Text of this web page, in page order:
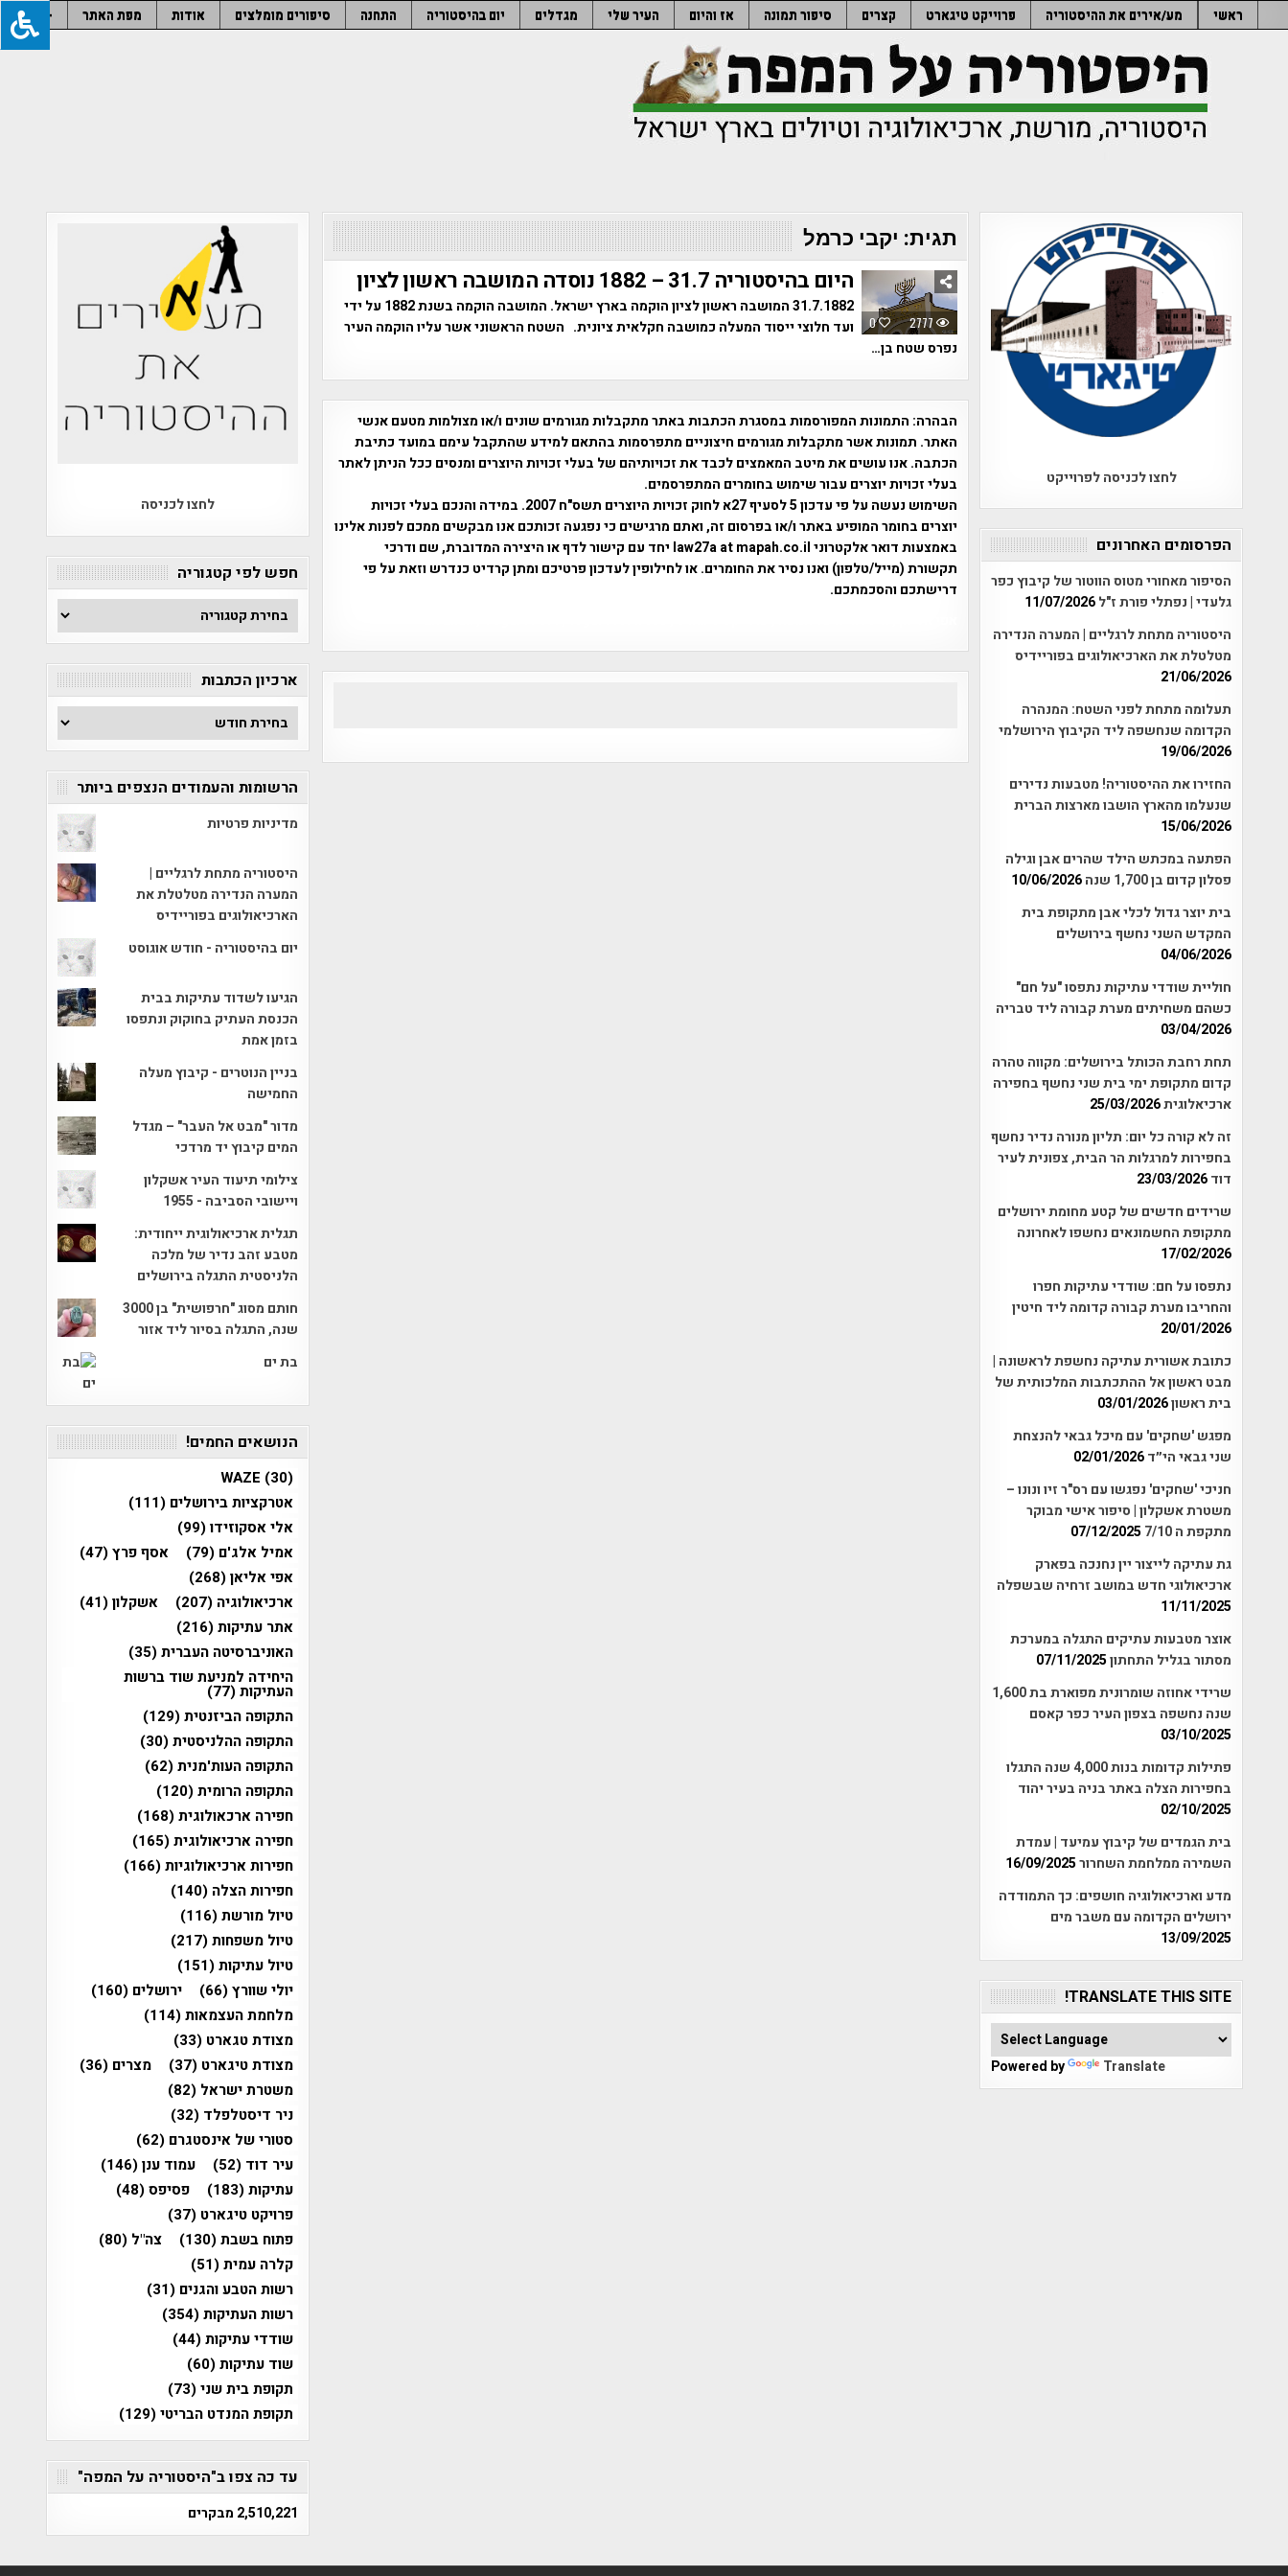
to
ראשי מע/אירים את ההיסטוריה פרוייקט טיגארט קצרים סיפור תמונה אז והיום העיר שלי מגדלים יום בהיסטוריה התחנה סיפורים מומלצים אודות מפת האתר –
תגית: יקבי כרמל
0 2777
היום בהיסטוריה 31.7 – 1882 נוסדה המושבה ראשון לציון
31.7.1882 המושבה ראשון לציון הוקמה בארץ ישראל. המושבה הוקמה בשנת 1882 על ידי
ועד חלוצי ייסוד המעלה כמושבה חקלאית ציונית. השטח הראשוני אשר עליו הוקמה העיר
נפרס שטח בן…
הבהרה: התמונות המפורסמות במסגרת הכתבות באתר מתקבלות מגורמים שונים ו/או מצולמות מטעם אנשי
האתר. תמונות אשר מתקבלות מגורמים חיצוניים מתפרסמות בהתאם למידע שהתקבל עימם במועד כתיבת
הכתבה. אנו עושים את מיטב המאמצים לכבד את זכויותיהם של בעלי זכויות היוצרים ומנסים ככל הניתן לאתר
בעלי זכויות יוצרים עבור שימוש בחומרים המתפרסמים.
השימוש נעשה על פי עדכון 5 לסעיף 27א לחוק זכויות היוצרים תשס"ח 2007. במידה והנכם בעלי זכויות
יוצרים בחומר המופיע באתר ו/או בפרסום זה, ואתם מרגישים כי נפגעה זכותכם אנו מבקשים ממכם לפנות אלינו
באמצעות דואר אלקטרוני law27a at mapah.co.il יחד עם קישור לדף או היצירה המדוברת, שם ודרכי
תקשורת (מייל/טלפון) ואנו נסיר את החומרים. או לחילופין לעדכון פרטיכם ומתן קרדיט כנדרש וזאת על פי
דרישתכם והסכמתכם.
לחצו לכניסה לפרוייקט
הפרסומים האחרונים
הסיפור מאחורי מטוס הווטור של קיבוץ כפר
גלעדי | נפתלי פורת ז"ל11/07/2026
היסטוריה מתחת לרגליים | המערה הנדירה
מטלטלת את הארכיאולוגים בפוריידיס
21/06/2026
תעלומה מתחת לפני השטח: המנהרה
הקדומה שנחשפה ליד הקיבוץ הירושלמי
19/06/2026
החזירו את ההיסטוריה! מטבעות נדירים
שנעלמו מהארץ הושבו מארצות הברית
15/06/2026
הפתעה במכתש הילד שהרים אבן וגילה
פסלון קדום בן 1,700 שנה
10/06/2026
בית יוצר גדול לכלי אבן מתקופת בית
המקדש השני נחשף בירושלים
04/06/2026
חוליית שודדי עתיקות נתפסו "על חם"
כשהם משחיתים מערת קבורה ליד טבריה
03/04/2026
תחת רחבת הכותל בירושלים: מקווה טהרה
קדום מתקופת ימי בית שני נחשף בחפירה
ארכיאלוגית25/03/2026
זה לא קורה כל יום: תליון מנורה נדיר נחשף
בחפירות למרגלות הר הבית, צפונית לעיר
דוד23/03/2026
שרידים חדשים של קטע מחומת ירושלים
מתקופת החשמונאים נחשפו לאחרונה
17/02/2026
נתפסו על חם: שודדי עתיקות חפרו
והחריבו מערת קבורה קדומה ליד חיטין
20/01/2026
כתובת אשורית עתיקה נחשפת לראשונה |
מבט ראשון אל ההתכתבות המלכותית של
בית ראשון03/01/2026
מפגש 'שחקים' עם מיכל גבאי להנצחת
שני גבאי הי״ד02/01/2026
חניכי 'שחקים' נפגשו עם רס"ר זיו ונונו –
משטרת אשקלון | סיפור אישי מבוקר
מתקפת ה 7/10
07/12/2025
גת עתיקה לייצור יין נחנכה בפארק
ארכיאולוגי חדש במושב זרחיה שבשפלה
11/11/2025
אוצר מטבעות עתיקים התגלה במערכת
מסתור בגליל התחתון07/11/2025
שרידי אחוזה שומרונית מפוארת בת 1,600
שנה נחשפה בצפון העיר כפר קאסם
03/10/2025
פתילות קדומות בנות 4,000 שנה התגלו
בחפירות הצלה באתר בניה בעיר יהוד
02/10/2025
בית הגמדים של קיבוץ עמיעד | עמדת
השמירה ממלחמת השחרור16/09/2025
מדע וארכיאולוגיה חושפים: כך התמודדה
ירושלים הקדומה עם משבר מים
13/09/2025
TRANSLATE THIS SITE!
Powered by Translate
לחצו לכניסה
חפש לפי קטגוריה
חפש
לפי
קטגוריה
ארכיון הכתבות
ארכיון
הכתבות
הרשומות והעמודים הנצפים ביותר
מדיניות פרטיות
היסטוריה מתחת לרגליים |
המערה הנדירה מטלטלת את
הארכיאולוגים בפוריידיס
יום בהיסטוריה - חודש אוגוסט
הגיעו לשדוד עתיקות בבית
הכנסת העתיק בחוקוק ונתפסו
בזמן אמת
בניין הנוטרים - קיבוץ מעלה
החמישה
מדור "מבט אל העבר" – מגדל
המים קיבוץ יד מרדכי
צילומי תיעוד העיר אשקלון
ויישובי הסביבה - 1955
תגלית ארכיאולוגית ייחודית:
מטבע זהב נדיר של מלכה
הלניסטית התגלה בירושלים
חותם מסוג "חרפושית" בן 3000
שנה, התגלה בסיור ליד אזור
בת ים
הנושאים החמים!
WAZE (30)
אטרקציות בירושלים (111)
אלי אסקוזידו(99)
אמיל אלג'ם (79) אסף פרץ(47)
אפי אליאן(268)
ארכיאולוגיה (207) אשקלון(41)
אתר עתיקות(216)
האוניברסיטה העברית(35)
היחידה למניעת שוד ברשות
העתיקות(77)
התקופה הביזנטית(129)
התקופה ההלניסטית(30)
התקופה העות'מנית(62)
התקופה הרומית(120)
חפירה ארכאולוגית(168)
חפירה ארכיאולוגית(165)
חפירות ארכיאולוגיות(166)
חפירות הצלה (140)
טיול מורשת(116)
טיול משפחות(217)
טיול עתיקות(151)
יולי שוורץ(66) ירושלים (160)
מלחמת העצמאות(114)
מצודת טגארט (33)
מצודת טיגארט (37) מצרים (36)
משטרת ישראל (82)
ניר דיסטלפלד (32)
סטורי של אינסטגרם (62)
עיר דוד (52) עמוד ענן(146)
עתיקות(183) פסיפס(48)
פרויקט טיגארט (37)
פתוח בשבת(130) צה"ל (80)
קלרה עמית(51)
רשות הטבע והגנים (31)
רשות העתיקות(354)
שודדי עתיקות(44)
שוד עתיקות(60)
תקופת בית שני(73)
תקופת המנדט הבריטי(129)
עד כה צפו ב"היסטוריה על המפה"
2,510,221 מבקרים